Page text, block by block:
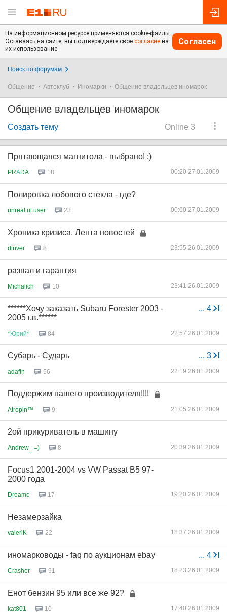
На информационном ресурсе применяются cookie-файлы.
Оставаясь на сайте, вы подтверждаете свое согласие на
их использование.
Согласен
Поиск по форумам
Общение Автоклуб Иномарки Общение владельцев иномарок
Общение владельцев иномарок
Online 3
Создать тему
Прятающаяся магнитола - выбрано! :)
PRАDA 18 00:20 27.01.2009
Полировка лобового стекла - где?
unreal ut user 23 00:00 27.01.2009
Хроника кризиса. Лента новостей
diriver 8 23:55 26.01.2009
развал и гарантия
Michalich 10 23:41 26.01.2009
... 4
******Хочу заказать Subaru Forester 2003 -
2005 г.в.******
*Юрий* 84 22:57 26.01.2009
... 3
Субарь - Сударь
adafin 56 22:19 26.01.2009
Поддержим нашего производителя!!!!
Atropin™ 9 21:05 26.01.2009
2ой прикуриватель в машину
Andrew_ =) 8 20:39 26.01.2009
Focus1 2001-2004 vs VW Passat B5 97-
2000 года
Dreamc 17 19:20 26.01.2009
Незамерзайка
valeriK 22 18:37 26.01.2009
... 4
иномарководы - faq по аукционам ebay
Crasher 91 18:23 26.01.2009
Енот бензин 95 или все же 92?
kat801 10 17:40 26.01.2009